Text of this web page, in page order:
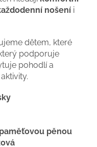
nošení i
dětem, které
podporuje
pohodlí a
pěnou